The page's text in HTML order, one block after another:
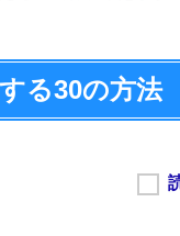
る30の方法